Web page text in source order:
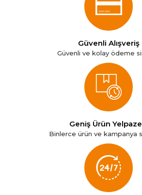
Güvenli Alışveriş
Güvenli ve kolay ödeme
Geniş Ürün
Binlerce ürün ve kampanya